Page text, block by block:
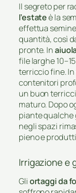
Il segreto per
l’estateè la
effettua
quantità, così
pronte. In
file larghe
terriccio fine. In
contenitori
un buon
maturo. Dopo
piante qualche
negli spazi
pieno e
Irrigazione e
Gliortaggi da